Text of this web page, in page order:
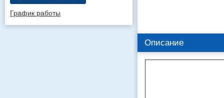
Описание
График работы